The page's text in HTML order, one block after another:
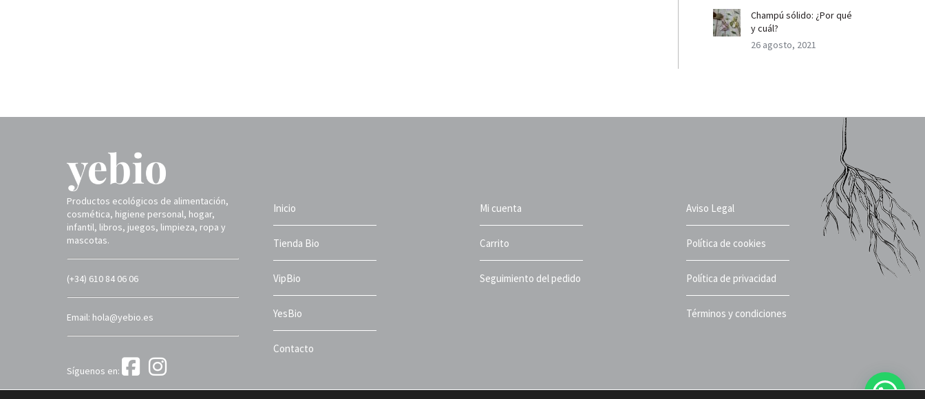
Champú sólido: ¿Por qué
y cuál?
26 agosto, 2021
Productos ecológicos de alimentación,
cosmética, higiene personal, hogar,
infantil, libros, juegos, limpieza, ropa y
mascotas.
(+34) 610 84 06 06
Email: hola@yebio.es
Síguenos en:
Inicio
Tienda Bio
VipBio
YesBio
Contacto
Mi cuenta
Carrito
Seguimiento del pedido
Aviso Legal
Política de cookies
Política de privacidad
Términos y condiciones